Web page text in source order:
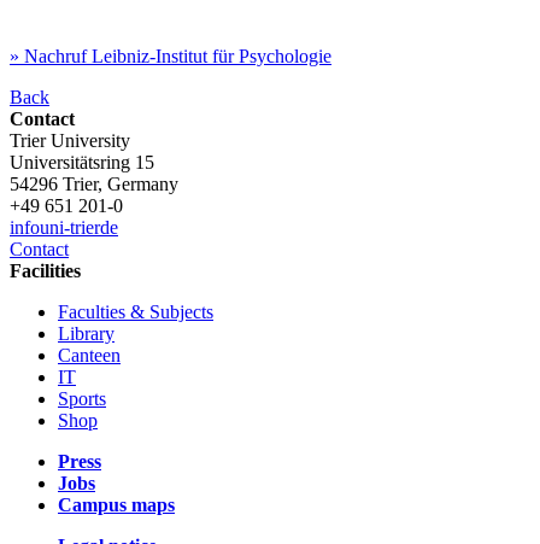
» Nachruf Leibniz-Institut für Psychologie
Back
Contact
Trier University
Universitätsring 15
54296 Trier, Germany
+49 651 201-0
infouni-trierde
Contact
Facilities
Faculties & Subjects
Library
Canteen
IT
Sports
Shop
Press
Jobs
Campus maps